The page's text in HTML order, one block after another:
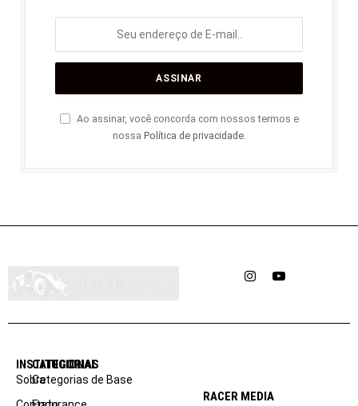
Ao assinar, você concorda com nossos termos e
nossa Política de privacidade.
InstagramYouTube
INSTITUCIONAL
Sobre
CATEGORIAS
Categorias de Base
RACER MEDIA